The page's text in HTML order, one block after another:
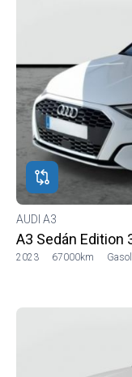
AUDI A3
A3 Sedán Edition
2023 67000km